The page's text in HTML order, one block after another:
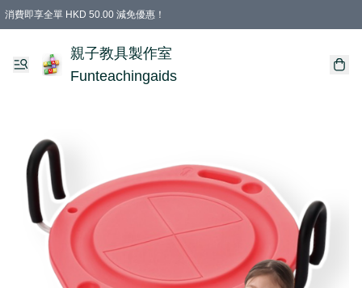
消費即享全單 HKD 50.00 減免優惠！
購物滿 HKD 699.00即享免運費優惠！（適用於 特定的送貨方式 )
凡購物滿HKD 699.00，即享免費禮品
親子教具製作室
Funteachingaids